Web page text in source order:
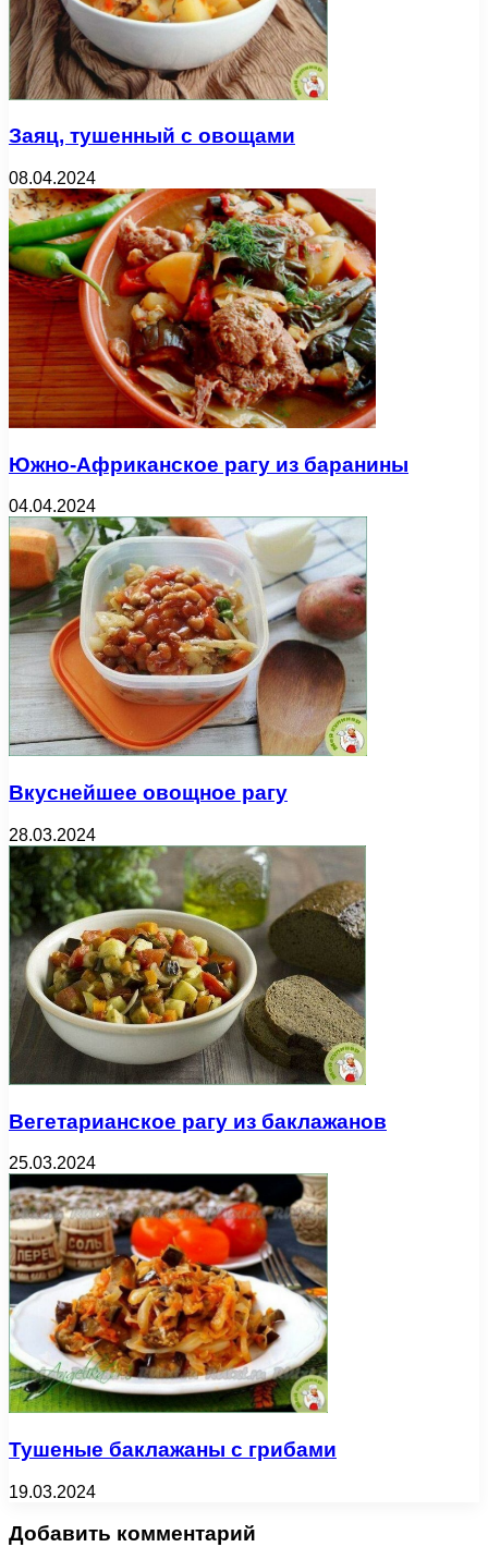
Заяц, тушенный с овощами
08.04.2024
Южно-Африканское рагу из баранины
04.04.2024
Вкуснейшее овощное рагу
28.03.2024
Вегетарианское рагу из баклажанов
25.03.2024
Тушеные баклажаны с грибами
19.03.2024
Добавить комментарий